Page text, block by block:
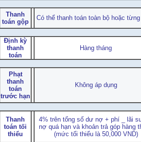
Thanh
toán gộp
Có thể thanh toán toàn bộ hoặc từng
Định kỳ
thanh
toán
Hàng tháng
Phạt
thanh
toán
trước hạn
Không áp dụng
Thanh
toán tối
thiểu
4% trên tổng số dư nợ + phí _ lãi
nợ quá hạn và khoản trả góp hàng
(mức tối thiểu là 50,000 VND)